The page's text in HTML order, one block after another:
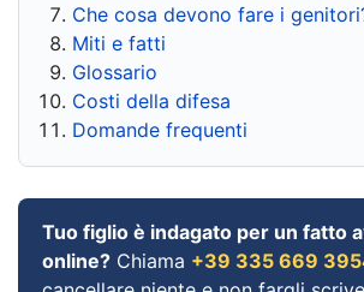
Che cosa devono fare i
Miti e fatti
Glossario
Costi della difesa
Domande frequenti
Tuo figlio è indagato per un fatto
online? Chiama +39 335 669